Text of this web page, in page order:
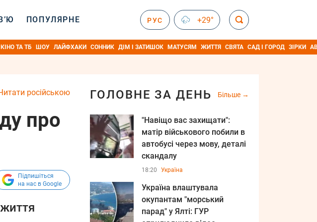
ПОПУЛЯРНЕ РУС +29°
КІНО ТА ТБ ШОУ ЛАЙФХАКИ СОННИК ДІМ І ЗАТИШОК МАТУСЯМ ЖИТТЯ СВЯТА САД І ГОРОД ЗІРКИ
російською
про
Підпишіться
на нас в Google
ГОЛОВНЕ ЗА ДЕНЬ Більше
"Навіщо вас захищати":
матір військового побили в
автобусі через мову, деталі
скандалу
18:20 Україна
Україна влаштувала
окупантам "морський
парад" у Ялті: ГУР